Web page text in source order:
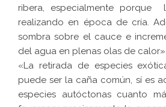
ribera, especialmente porque
realizando en época de cría.
sombra sobre el cauce e
del agua en plenas olas de calor».
«La retirada de especies
puede ser la caña común, sí es
especies autóctonas cuanto